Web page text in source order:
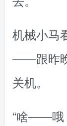
机械小马
——跟昨
关机。
“啥——哦